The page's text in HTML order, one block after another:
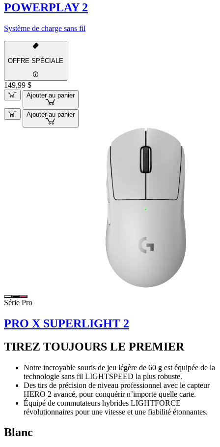
POWERPLAY 2
Système de charge sans fil
OFFRE SPÉCIALE
149,99 $
Ajouter au panier
Ajouter au panier
Série Pro
PRO X SUPERLIGHT 2
TIREZ TOUJOURS LE PREMIER
Notre incroyable souris de jeu légère de 60 g est équipée de la
technologie sans fil LIGHTSPEED la plus robuste.
Des tirs de précision de niveau professionnel avec le capteur
HERO 2 avancé, pour conquérir n’importe quelle carte.
Équipé de commutateurs hybrides LIGHTFORCE
révolutionnaires pour une vitesse et une fiabilité étonnantes.
Blanc